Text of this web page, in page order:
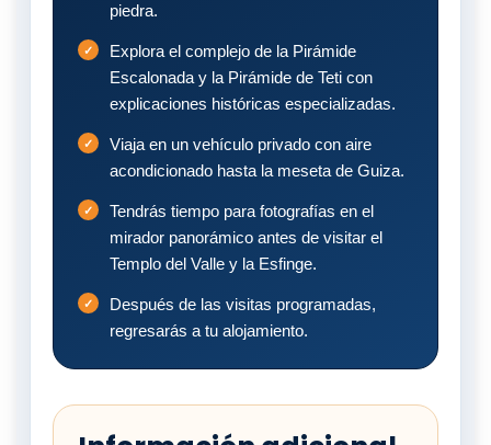
piedra.
Explora el complejo de la Pirámide
Escalonada y la Pirámide de Teti con
explicaciones históricas especializadas.
Viaja en un vehículo privado con aire
acondicionado hasta la meseta de Guiza.
Tendrás tiempo para fotografías en el
mirador panorámico antes de visitar el
Templo del Valle y la Esfinge.
Después de las visitas programadas,
regresarás a tu alojamiento.